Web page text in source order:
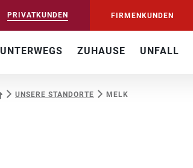
PRIVATKUNDEN FIRMENKUNDEN
UNTERWEGS ZUHAUSE UNFALL
UNSERE STANDORTE MELK